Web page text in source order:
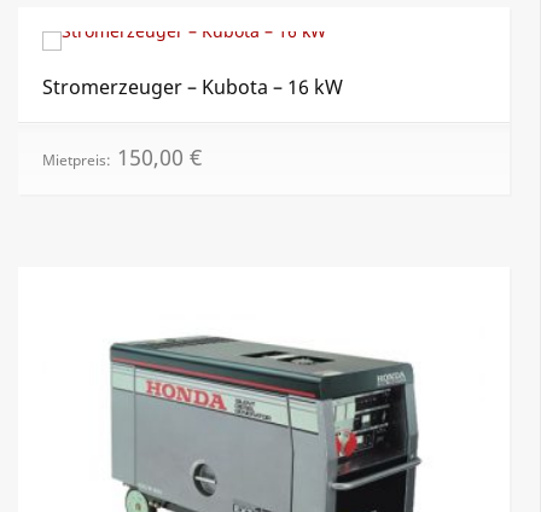
Stromerzeuger – Kubota – 16 kW
Mietpreis: 150,00 €